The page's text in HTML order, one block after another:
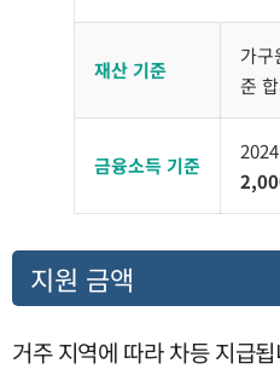
재산 기준
가구
준
금융소득 기준
지원 금액
거주 지역에 따라 차등 지급